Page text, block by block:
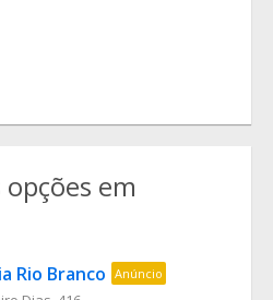
em
Rio Branco Anúncio